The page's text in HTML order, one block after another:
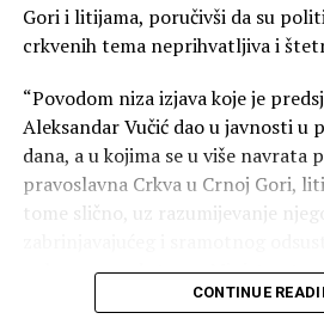
Gori i litijama, poručivši da su
crkvenih tema neprihvatljiva i
“Povodom niza izjava koje je
Aleksandar Vučić dao u javnosti u
dana, a u kojima se u više navrata
pravoslavna Crkva u Crnoj Gori,
tome slično, uz razumijevanje
pokazanog od strane Ministarstva
Gore prema stradanju srpskog
CONTINUE